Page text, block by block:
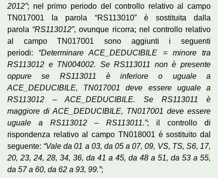
2012”; nel primo periodo del controllo relativo al campo
TN017001 la parola “RS113010” è sostituita dalla
parola “RS113012”, ovunque ricorra; nel controllo relativo
al campo TN017001 sono aggiunti i seguenti
periodi: “Determinare ACE_DEDUCIBILE = minore tra
RS113012 e TN004002. Se RS113011 non è presente
oppure se RS113011 è inferiore o uguale a
ACE_DEDUCIBILE, TN017001 deve essere uguale a
RS113012 – ACE_DEDUCIBILE. Se RS113011 è
maggiore di ACE_DEDUCIBILE, TN017001 deve essere
uguale a RS113012 – RS113011.”; il controllo di
rispondenza relativo al campo TN018001 è sostituito dal
seguente: “Vale da 01 a 03, da 05 a 07, 09, VS, TS, S6, 17,
20, 23, 24, 28, 34, 36, da 41 a 45, da 48 a 51, da 53 a 55,
da 57 a 60, da 62 a 93, 99.”;